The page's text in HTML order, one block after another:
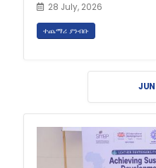
28 July, 2026
ተጨማሪ ያንብቡ